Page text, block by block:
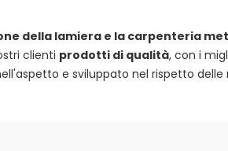
della lamiera e la carpenteria
clienti prodotti di qualità, con i
e sviluppato nel rispetto